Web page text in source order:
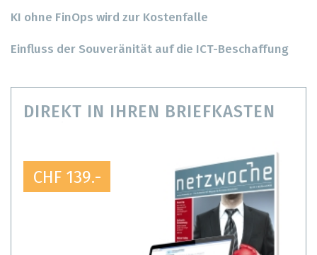
KI ohne FinOps wird zur Kostenfalle
Einfluss der Souveränität auf die ICT-Beschaffung
DIREKT IN IHREN BRIEFKASTEN
CHF 139.-